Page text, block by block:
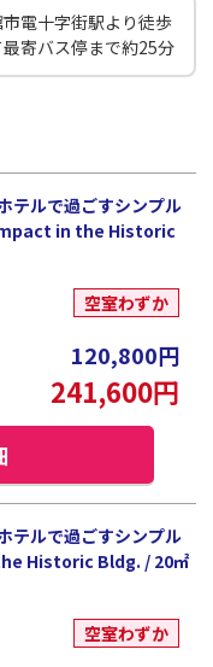
電十字街駅より徒歩
寄バス停まで約25分
テルで過ごすシンプル
in the Historic
空室わずか
120,800円
241,600円
テルで過ごすシンプル
Historic Bldg. / 20㎡
空室わずか